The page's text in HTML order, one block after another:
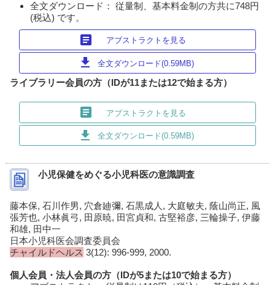
全文ダウンロード： 従量制、基本料金制の方共に748円
(税込) です。
article アブストラクトを見る
download 全文ダウンロード(0.59MB)
ライブラリー会員の方（IDが11または12で始まる方）
article アブストラクトを見る
download 全文ダウンロード(0.59MB)
小児保健をめぐる小児科医の意識調査
藤本保, 石川作男, 穴倉廸彌, 石黒成人, 大庭敏夫, 蔭山尚正, 風
張芳也, 小林眞弓, 田原暁, 田宮貞和, 古堅裕彦, 三輪操子, 伊藤
和雄, 田中一
日本小児科医会調査委員会
チャイルドヘルス 3(12): 996-999, 2000.
個人会員・法人会員の方（IDが5または10で始まる方）